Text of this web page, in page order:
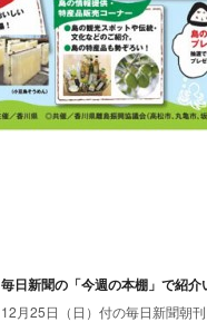
毎日新聞の「今週の本棚」で紹介
12月25日（日）付の毎日新聞朝